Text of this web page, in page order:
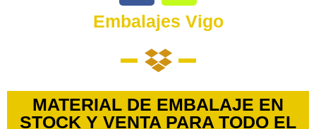
Embalajes Vigo
MATERIAL DE EMBALAJE EN
STOCK Y VENTA PARA TODO EL